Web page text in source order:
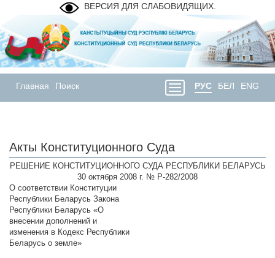
ВЕРСИЯ ДЛЯ СЛАБОВИДЯЩИХ.
Главная Поиск РУС БЕЛ ENG
Акты Конституционного Суда
РЕШЕНИЕ КОНСТИТУЦИОННОГО СУДА РЕСПУБЛИКИ БЕЛАРУСЬ
30 октября 2008 г. № Р-282/2008
О соответствии Конституции
Республики Беларусь Закона
Республики Беларусь «О
внесении дополнений и
изменения в Кодекс Республики
Беларусь о земле»